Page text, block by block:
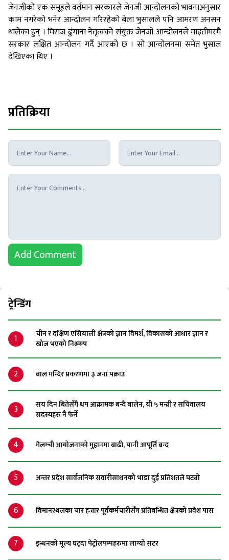
जेनजीको एक समूहले वर्तमान सरकारले जेनजी आन्दोलनको भावनाअनुसार
काम नगरेको भनेर आन्दोलन गरिरहेको बेला भुसालले पनि आमरण अनसन
थालेका हुन् । मिराज ढुंगाना नेतृत्वको संयुक्त जेनजी आन्दोलनले माइतीघरमै
सरकार लक्षित आन्दोलन गर्दै आएको छ । सो आन्दोलनमा समेत भुसाल
देखिएका थिए ।
प्रतिक्रिया
Add Comment
ट्रेन्डिंग
1
चीन र दक्षिण एसियाली क्षेत्रको ज्ञान विमर्श, विकासको आधार ज्ञान र
खोज भएको निश्र्कष
2 बाल मन्दिर प्रकरणमा ३ जना पक्राउ
3
सय दिन बितेसँगै थप आक्रामक बन्दै बालेन, यी ५ मन्त्री र सचिवालय
सदस्यहरु नै फेर्ने
4 मेलम्ची आयोजनाको मुहानमा बाढी, पानी आपूर्ति बन्द
5 अन्तर प्रदेश सार्वजनिक सवारीसाधनको भाडा दुई प्रतिशतले घट्यो
6 विमानस्थलका चार हजार पूर्वकर्मचारीसँग प्रतिबन्धित क्षेत्रको प्रवेश पास
7 इन्धनको मूल्य घट्दा पेट्रोलपम्पहरुमा लाग्यो सटर